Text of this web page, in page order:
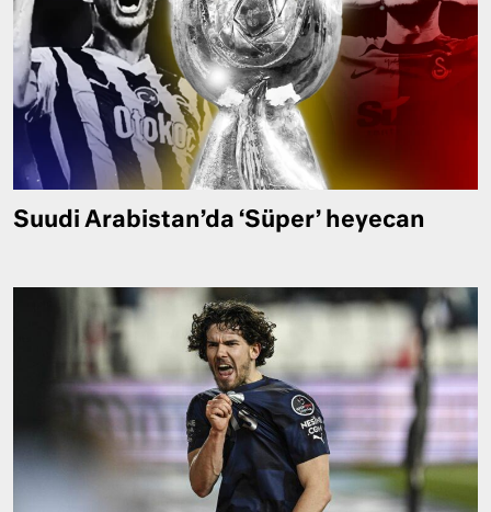
Suudi Arabistan’da ‘Süper’ heyecan